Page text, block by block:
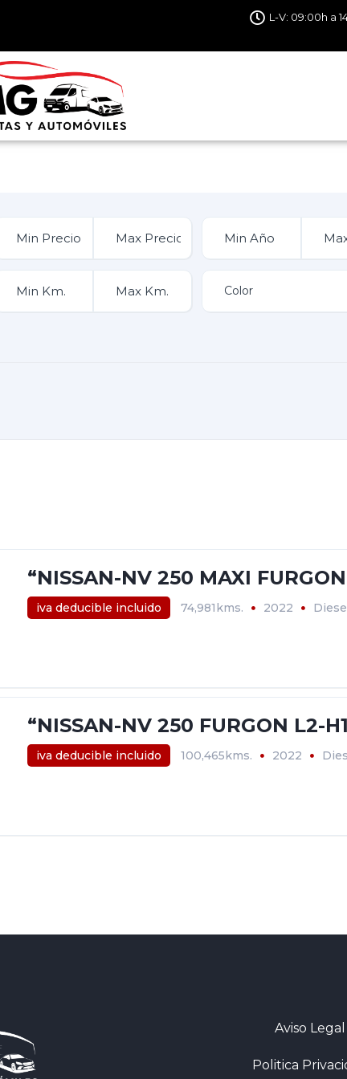
L-V: 09:00h a
“NISSAN-NV 250 MAXI
iva deducible incluido 74,981kms. 2022
“NISSAN-NV 250 FURGON L2-
iva deducible incluido 100,465kms. 2022
Aviso Legal
Politica